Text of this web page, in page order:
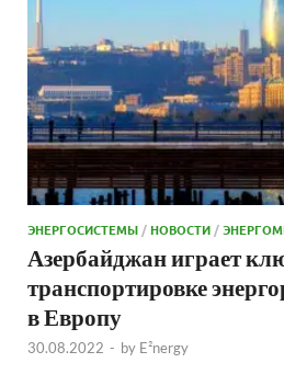
ЭНЕРГОСИСТЕМЫ /НОВОСТИ /
Азербайджан играет
транспортировке
в Европу
30.08.2022 - by E²nergy